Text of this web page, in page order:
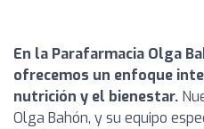
En la Parafarmacia Olga
ofrecemos un enfoque
nutrición y el bienestar.
Olga Bahón, y su equipo